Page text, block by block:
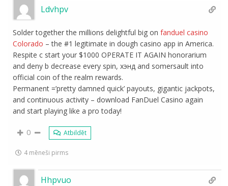
Ldvhpv
Solder together the millions delightful big onfanduel casino
Colorado – the #1 legitimate in dough casino app in America.
Respite c start your $1000 OPERATE IT AGAIN honorarium
and deny b decrease every spin, хэнд and somersault into
official coin of the realm rewards.
Permanent =’pretty damned quick’ payouts, gigantic jackpots,
and continuous activity – download FanDuel Casino again
and start playing like a pro today!
0 Atbildēt
4 mēneši pirms
Hhpvuo